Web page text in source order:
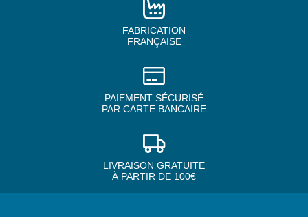
FABRICATION
FRANÇAISE
PAIEMENT SÉCURISÉ
PAR CARTE BANCAIRE
LIVRAISON GRATUITE
À PARTIR DE 100€